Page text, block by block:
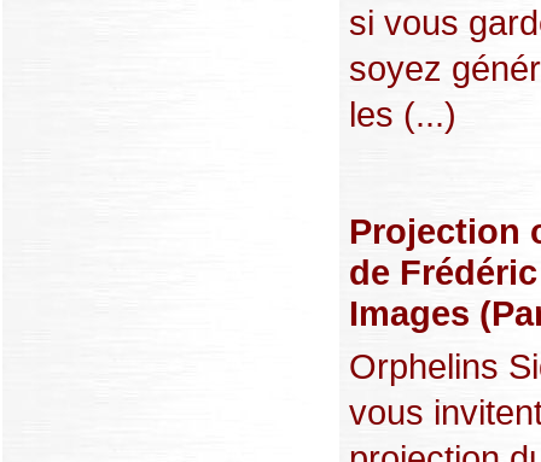
si vous
soyez
les (...)
Projection
de
Images
Orphelins
vous